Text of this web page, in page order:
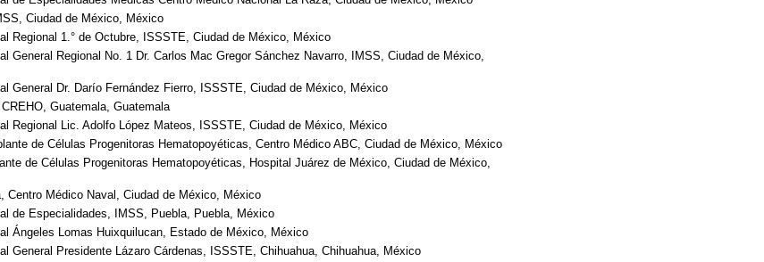
Ciudad de México, México
Regional 1.° de Octubre, ISSSTE, Ciudad de México, México
General Regional No. 1 Dr. Carlos Mac Gregor Sánchez Navarro, IMSS, Ciudad de México,
General Dr. Darío Fernández Fierro, ISSSTE, Ciudad de México, México
Guatemala, Guatemala
Regional Lic. Adolfo López Mateos, ISSSTE, Ciudad de México, México
de Células Progenitoras Hematopoyéticas, Centro Médico ABC, Ciudad de México, México
de Células Progenitoras Hematopoyéticas, Hospital Juárez de México, Ciudad de México,
Centro Médico Naval, Ciudad de México, México
de Especialidades, IMSS, Puebla, Puebla, México
Ángeles Lomas Huixquilucan, Estado de México, México
General Presidente Lázaro Cárdenas, ISSSTE, Chihuahua, Chihuahua, México